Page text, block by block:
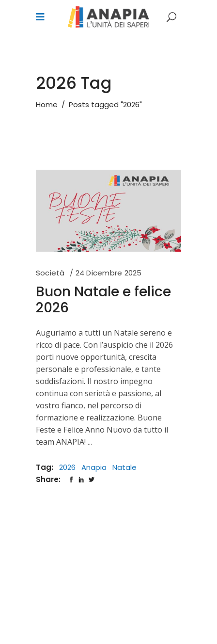
2026 Tag
Home / Posts tagged "2026"
Società 24 Dicembre 2025
Buon Natale e felice
2026
Auguriamo a tutti un Natale sereno e
ricco di pace. Con l’auspicio che il 2026
porti nuove opportunità, crescita
personale e professionale, e tante
soddisfazioni. Il nostro impegno
continua con serietà e passione, al
vostro fianco, nel percorso di
formazione e realizzazione. Buone
Feste e Felice Anno Nuovo da tutto il
team ANAPIA!
Tag: 2026 Anapia
Natale
Share: